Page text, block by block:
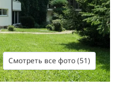
Смотреть все фото (51)